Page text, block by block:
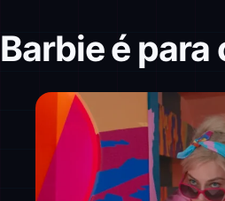
Barbie é para